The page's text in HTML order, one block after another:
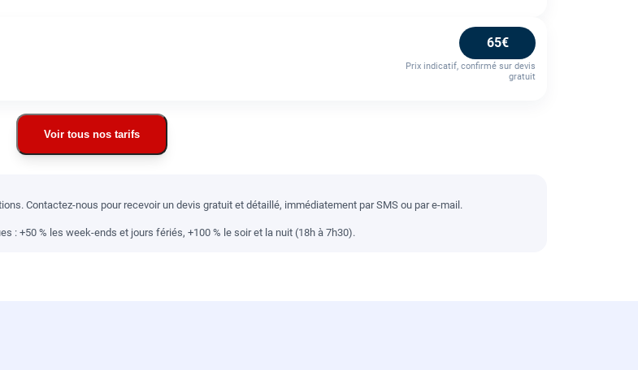
65€
Prix indicatif, confirmé sur devis
gratuit
Voir tous nos tarifs
Contactez-nous pour recevoir un devis gratuit et détaillé, immédiatement par SMS ou par e-mail.
: +50 % les week-ends et jours fériés, +100 % le soir et la nuit (18h à 7h30).